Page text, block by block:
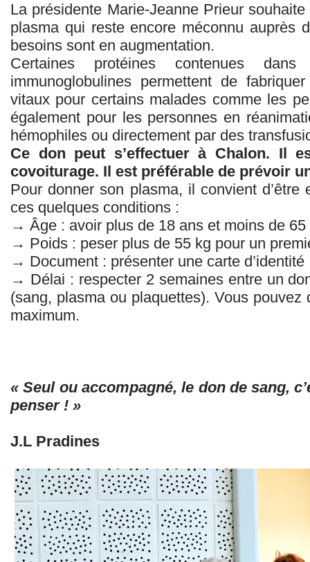
La présidente Marie-Jeanne Prieur
plasma qui reste encore méconnu auprès
besoins sont en augmentation.
Certaines protéines contenues
immunoglobulines permettent de
vitaux pour certains malades comme les
également pour les personnes en
hémophiles ou directement par des
Ce don peut s’effectuer à Chalon. Il
covoiturage. Il est préférable de prévoir
Pour donner son plasma, il convient
ces quelques conditions :
→ Âge : avoir plus de 18 ans et moins de 65
→ Poids : peser plus de 55 kg pour un
→ Document : présenter une carte d’identité
→ Délai : respecter 2 semaines entre un
(sang, plasma ou plaquettes). Vous pouvez
maximum.
« Seul ou accompagné, le don de sang,
penser ! »
J.L Pradines